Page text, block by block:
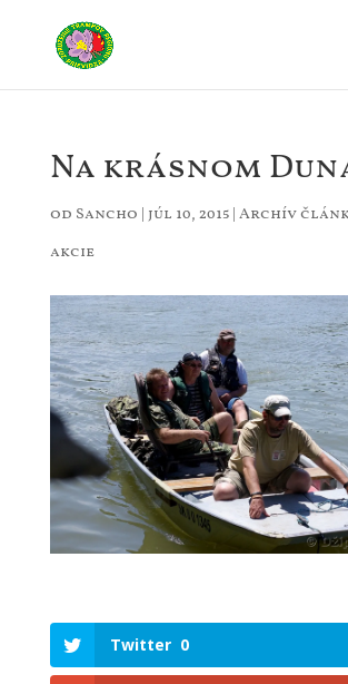
Na krásnom
od Sancho | júl 10, 2015| Archív
akcie
Twitter 0